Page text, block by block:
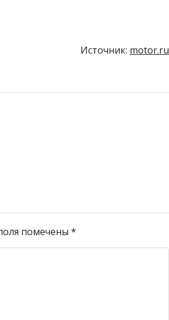
Источник: motor.ru
помечены *